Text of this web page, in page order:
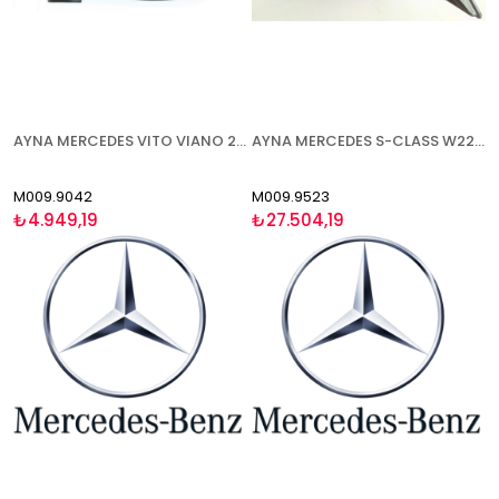
AYNA MERCEDES VITO VIANO 2011-2014 ELEKTRİKLİ ISITMALI ASTARLI SİNYALLİ ASFERİK SOL
M009.9042
₺4.949,19
AYNA MERCEDES S-CLASS W222 2013- ELEKTRİKLİ KATLANIR ISITMALI ASTARLI SİNYALLİ AYDINLATMALI HAFIZALI ASFERİK BLİS SAĞ
M009.9523
₺27.504,19